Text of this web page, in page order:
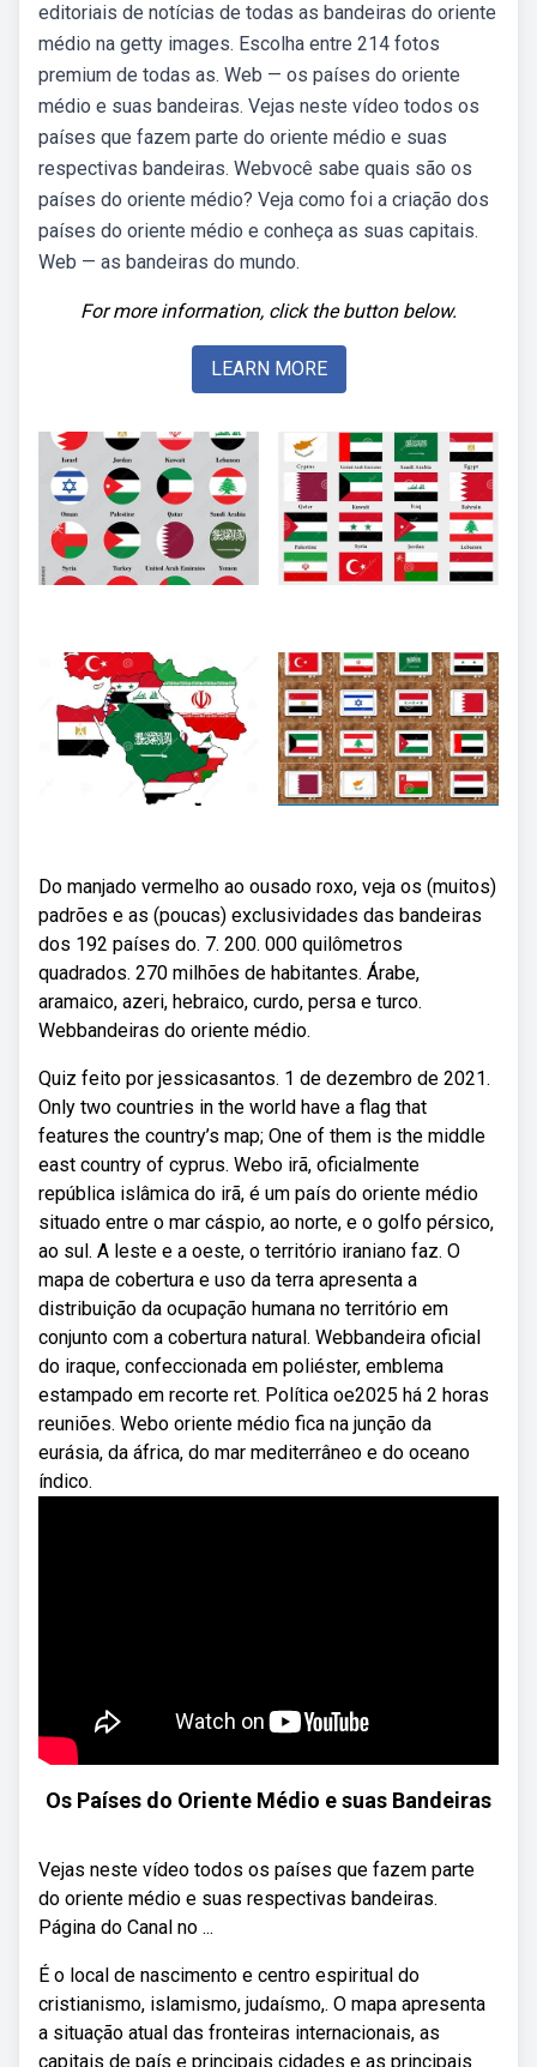
editoriais de notícias de todas as bandeiras do oriente
médio na getty images. Escolha entre 214 fotos
premium de todas as. Web — os países do oriente
médio e suas bandeiras. Vejas neste vídeo todos os
países que fazem parte do oriente médio e suas
respectivas bandeiras. Webvocê sabe quais são os
países do oriente médio? Veja como foi a criação dos
países do oriente médio e conheça as suas capitais.
Web — as bandeiras do mundo.
For more information, click the button below.
LEARN MORE
Do manjado vermelho ao ousado roxo, veja os (muitos)
padrões e as (poucas) exclusividades das bandeiras
dos 192 países do. 7. 200. 000 quilômetros
quadrados. 270 milhões de habitantes. Árabe,
aramaico, azeri, hebraico, curdo, persa e turco.
Webbandeiras do oriente médio.
Quiz feito por jessicasantos. 1 de dezembro de 2021.
Only two countries in the world have a flag that
features the country’s map; One of them is the middle
east country of cyprus. Webo irã, oficialmente
república islâmica do irã, é um país do oriente médio
situado entre o mar cáspio, ao norte, e o golfo pérsico,
ao sul. A leste e a oeste, o território iraniano faz. O
mapa de cobertura e uso da terra apresenta a
distribuição da ocupação humana no território em
conjunto com a cobertura natural. Webbandeira oficial
do iraque, confeccionada em poliéster, emblema
estampado em recorte ret. Política oe2025 há 2 horas
reuniões. Webo oriente médio fica na junção da
eurásia, da áfrica, do mar mediterrâneo e do oceano
índico.
Os Países do Oriente Médio e suas Bandeiras
Vejas neste vídeo todos os países que fazem parte
do oriente médio e suas respectivas bandeiras.
Página do Canal no ...
É o local de nascimento e centro espiritual do
cristianismo, islamismo, judaísmo,. O mapa apresenta
a situação atual das fronteiras internacionais, as
capitais de país e principais cidades e as principais